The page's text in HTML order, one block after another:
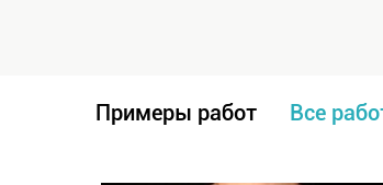
Примеры работ Все